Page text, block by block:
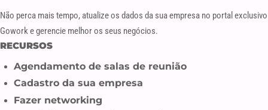
Não perca mais tempo, atualize os dados da sua empresa no portal exclusivo
Gowork e gerencie melhor os seus negócios.
RECURSOS
Agendamento de salas de reunião
Cadastro da sua empresa
Fazer networking